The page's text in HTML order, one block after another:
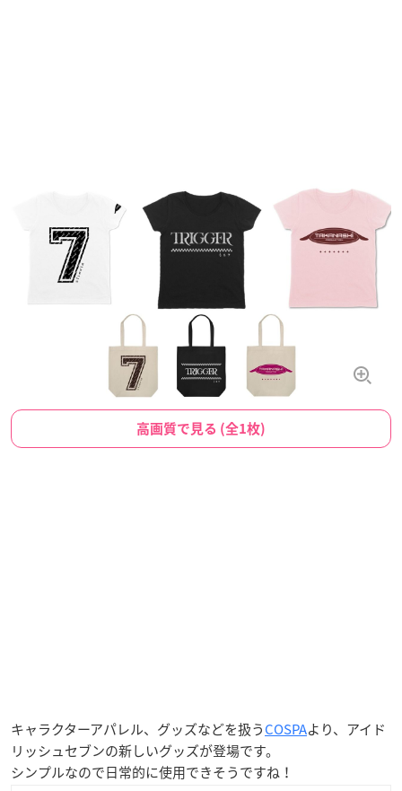
高画質で見る (全1枚)
キャラクターアパレル、グッズなどを扱うCOSPAより、アイド
リッシュセブンの新しいグッズが登場です。
シンプルなので日常的に使用できそうですね！